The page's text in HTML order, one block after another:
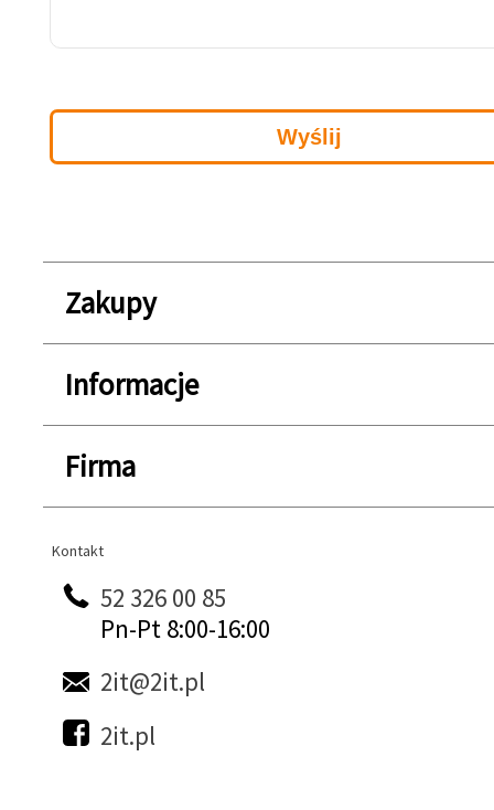
Zakupy
Informacje
Firma
Kontakt
Kontakt
52 326 00 85
Pn-Pt 8:00-16:00
2it@2it.pl
2it.pl